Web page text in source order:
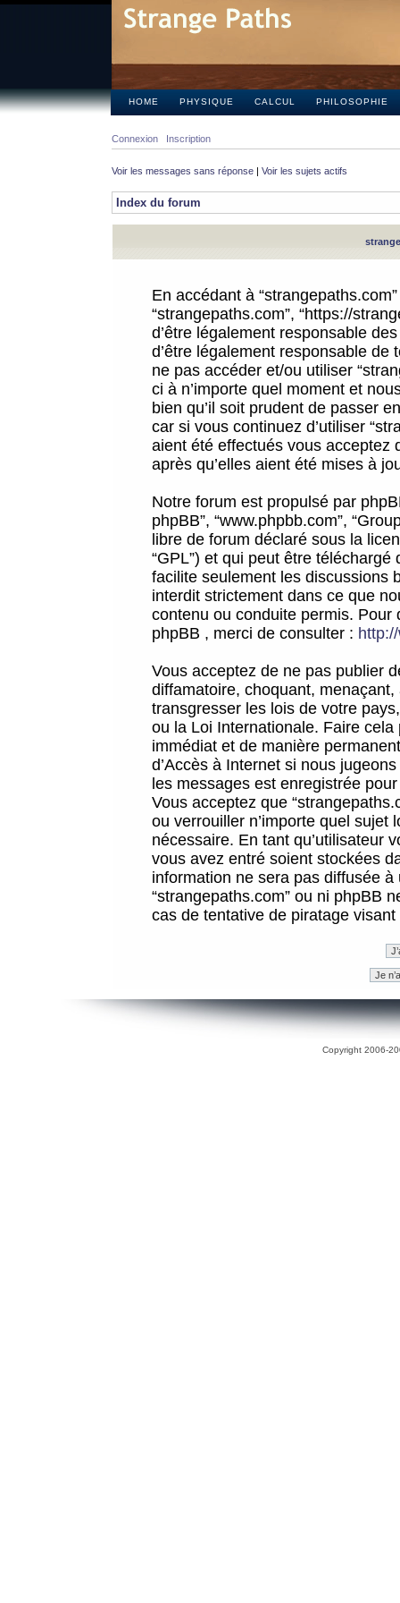
HOME PHYSIQUE CALCUL PHILOSOPHIE
Connexion Inscription
Voir les messages sans réponse | Voir les sujets actifs
Index du forum
En accédant à
“strangepaths.com”, “https://
d’être légalement responsable
d’être légalement responsable
ne pas accéder et/ou utiliser
ci à n’importe quel moment et
bien qu’il soit prudent de passer
car si vous continuez d’utiliser
aient été effectués vous acceptez
après qu’elles aient été mises à
Notre forum est propulsé par
phpBB”, “www.phpbb.com”,
libre de forum déclaré sous la
“GPL”) et qui peut être téléchargé
facilite seulement les discussions
interdit strictement dans ce que
contenu ou conduite permis.
phpBB , merci de consulter :
Vous acceptez de ne pas publier
diffamatoire, choquant,
transgresser les lois de votre
ou la Loi Internationale. Faire
immédiat et de manière
d’Accès à Internet si nous
les messages est enregistrée
Vous acceptez que
ou verrouiller n’importe quel sujet
nécessaire. En tant qu’utilisateur
vous avez entré soient stockées
information ne sera pas diffusée
“strangepaths.com” ou ni phpBB
cas de tentative de piratage
Copyright 2006-